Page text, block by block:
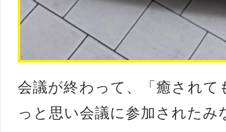
会議が終わって、「癒されて
っと思い会議に参加されたみ